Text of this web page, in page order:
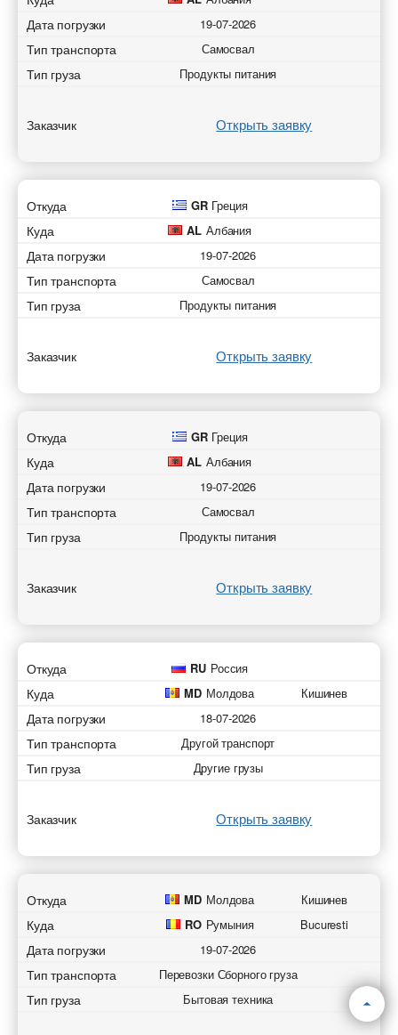
Дата погрузки 19-07-2026
Тип транспорта Самосвал
Тип груза Продукты питания
Заказчик Открыть заявку
Откуда GR Греция
Куда AL Албания
Дата погрузки 19-07-2026
Тип транспорта Самосвал
Тип груза Продукты питания
Заказчик Открыть заявку
Откуда GR Греция
Куда AL Албания
Дата погрузки 19-07-2026
Тип транспорта Самосвал
Тип груза Продукты питания
Заказчик Открыть заявку
Откуда RU Россия
Куда MD Молдова Кишинев
Дата погрузки 18-07-2026
Тип транспорта Другой транспорт
Тип груза Другие грузы
Заказчик Открыть заявку
Откуда MD Молдова Кишинев
Куда RO Румыния Bucuresti
Дата погрузки 19-07-2026
Тип транспорта Перевозки Сборного груза
Тип груза Бытовая техника